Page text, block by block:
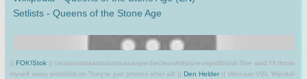
Setlists - Queens of the Stone Age
|| FOK!Stok || tatatatatataatatatattaaaaapiediedieuwtididipieuwpidibididi She said I'll throw
myself away pididididum They're just photos after all! || Den Helder || Winnaar VBL Wijndal-